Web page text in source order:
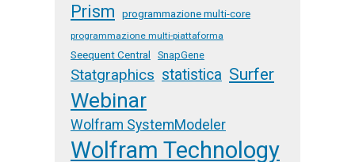
Prism programmazione multi-core
programmazione multi-piattaforma
Seequent Central SnapGene
Statgraphics statistica Surfer
Webinar
Wolfram SystemModeler
Wolfram Technology